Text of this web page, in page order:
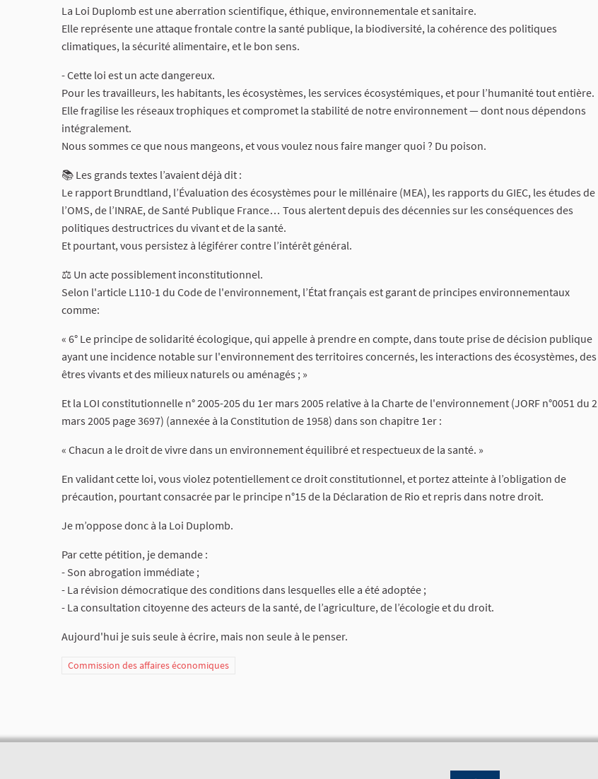
La Loi Duplomb est une aberration scientifique, éthique, environnementale et sanitaire.
Elle représente une attaque frontale contre la santé publique, la biodiversité, la cohérence des politiques
climatiques, la sécurité alimentaire, et le bon sens.
- Cette loi est un acte dangereux.
Pour les travailleurs, les habitants, les écosystèmes, les services écosystémiques, et pour l’humanité tout entière.
Elle fragilise les réseaux trophiques et compromet la stabilité de notre environnement — dont nous dépendons
intégralement.
Nous sommes ce que nous mangeons, et vous voulez nous faire manger quoi ? Du poison.
📚 Les grands textes l’avaient déjà dit :
Le rapport Brundtland, l’Évaluation des écosystèmes pour le millénaire (MEA), les rapports du GIEC, les études de
l’OMS, de l’INRAE, de Santé Publique France… Tous alertent depuis des décennies sur les conséquences des
politiques destructrices du vivant et de la santé.
Et pourtant, vous persistez à légiférer contre l’intérêt général.
⚖️ Un acte possiblement inconstitutionnel.
Selon l'article L110-1 du Code de l'environnement, l’État français est garant de principes environnementaux
comme:
« 6° Le principe de solidarité écologique, qui appelle à prendre en compte, dans toute prise de décision publique
ayant une incidence notable sur l'environnement des territoires concernés, les interactions des écosystèmes, des
êtres vivants et des milieux naturels ou aménagés ; »
Et la LOI constitutionnelle n° 2005-205 du 1er mars 2005 relative à la Charte de l'environnement (JORF n°0051 du 2
mars 2005 page 3697) (annexée à la Constitution de 1958) dans son chapitre 1er :
« Chacun a le droit de vivre dans un environnement équilibré et respectueux de la santé. »
En validant cette loi, vous violez potentiellement ce droit constitutionnel, et portez atteinte à l’obligation de
précaution, pourtant consacrée par le principe n°15 de la Déclaration de Rio et repris dans notre droit.
Je m’oppose donc à la Loi Duplomb.
Par cette pétition, je demande :
- Son abrogation immédiate ;
- La révision démocratique des conditions dans lesquelles elle a été adoptée ;
- La consultation citoyenne des acteurs de la santé, de l’agriculture, de l’écologie et du droit.
Aujourd'hui je suis seule à écrire, mais non seule à le penser.
Commission des affaires économiques